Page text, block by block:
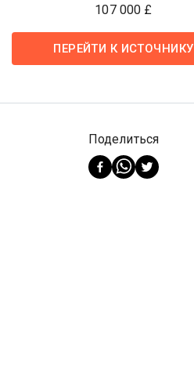
107 000 £
ПЕРЕЙТИ К ИСТОЧНИКУ
Поделиться